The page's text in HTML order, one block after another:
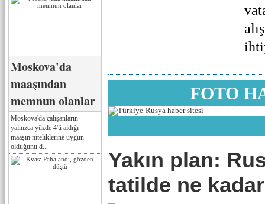
Moskova'da
maaşından
memnun olanlar
Moskova'da çalışanların
yalnızca yüzde 4'ü aldığı
maaşın niteliklerine uygun
olduğunu d...
FOTO
Yakın plan:
tatilde ne